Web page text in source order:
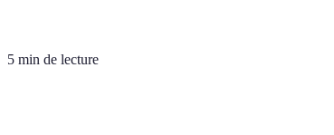
5 min de lecture